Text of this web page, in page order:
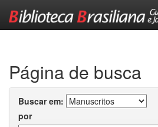
Página de busca
Buscar em:
por